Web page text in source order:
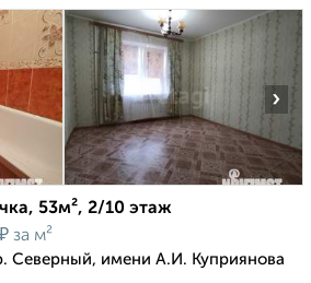
›
53м², 2/10 этаж
₽ за м²
Северный, имени А.И. Куприянова